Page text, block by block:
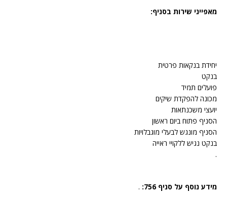
מאפייני שירות בסניף:
יחידת בנקאות פרטית
בנקט
פועלים תמיד
מכונה להפקדת שיקים
יועצי משכנתאות
הסניף פתוח ביום ראשון
הסניף מונגש לבעלי מוגבלויות
בנקט נגיש ללקויי ראייה
.
מידע נוסף על סניף 756: .